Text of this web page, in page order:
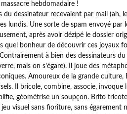
hebdomadaire !
du dessinateur recevaient par mail (ah,
lundis. Une sorte de spam envoyé par
après avoir dézipé le dossier
quel bonheur de découvrir ces joyaux
à bien des dessinateurs du
mais on s’égare). Il joue des
Amoureux de la grande culture,
Il bricole, combine, associe, invoque
géométrise un soupçon. Brito
visuel sans fioriture, sans égarement